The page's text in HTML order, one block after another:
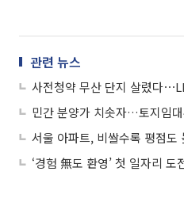
관련 뉴스
‘경험 無도 환영’ 첫 일자리 도